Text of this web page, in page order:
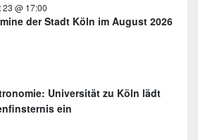
23 @ 17:00
der Stadt Köln im August 2026
Universität zu Köln lädt
ein